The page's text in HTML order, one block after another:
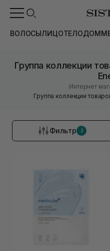
ВОЛОСЫЛИЦОТЕЛОДОМ
Группа коллекции
Интернет
Группа коллекции
Фильтр 2